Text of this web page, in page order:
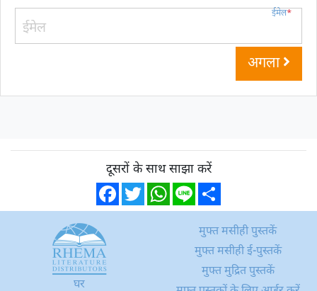
ईमेल*
अगला
दूसरों के साथ साझा करें
Facebook
TwitterWhatsApp
Line
घर
मुफ्त मसीही पुस्तकें
मुफ्त मसीही ई-पुस्तकें
मुफ्त मुद्रित पुस्तकें